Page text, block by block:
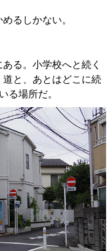
るしかない。
る。小学校へと続く
と、あとはどこに続
る場所だ。